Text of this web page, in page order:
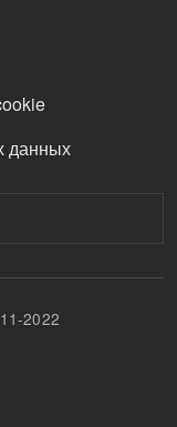
данных
2022